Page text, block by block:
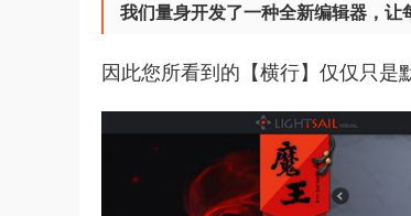
我们量身开发了一种全新编辑器，让
因此您所看到的【横行】仅仅只是